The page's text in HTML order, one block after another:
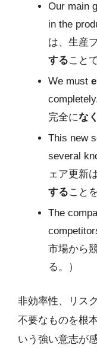
Our main
in the
は、生産
すること
We must
完全にな
This new
several
ェア更新
すること
The
市場から
る。）
非効率性、リス
不要なものを根
いう強い意志が